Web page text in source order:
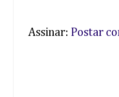
Assinar: Postar